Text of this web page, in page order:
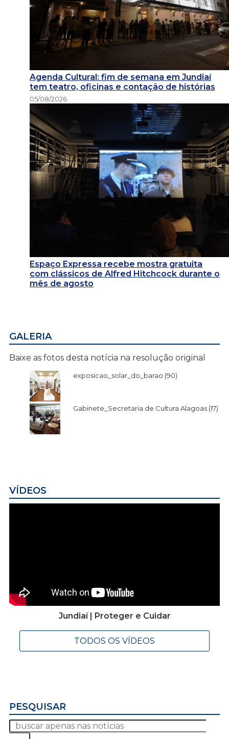
Agenda Cultural: fim de semana em Jundiaí
tem teatro, oficinas e contação de histórias
05/08/2026
Espaço Expressa recebe mostra gratuita
com clássicos de Alfred Hitchcock durante o
mês de agosto
GALERIA
Baixe as fotos desta notícia na resolução original
exposicao_solar_do_barao (90)
Gabinete_Secretaria de Cultura Alagoas (17)
VÍDEOS
Jundiaí | Proteger e Cuidar
TODOS OS VÍDEOS
PESQUISAR